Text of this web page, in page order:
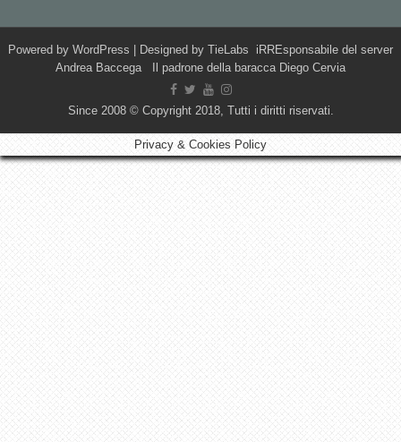
Powered by WordPress | Designed by TieLabs iRREsponsabile del server
Andrea Baccega Il padrone della baracca Diego Cervia
Since 2008 © Copyright 2018, Tutti i diritti riservati.
Privacy & Cookies Policy